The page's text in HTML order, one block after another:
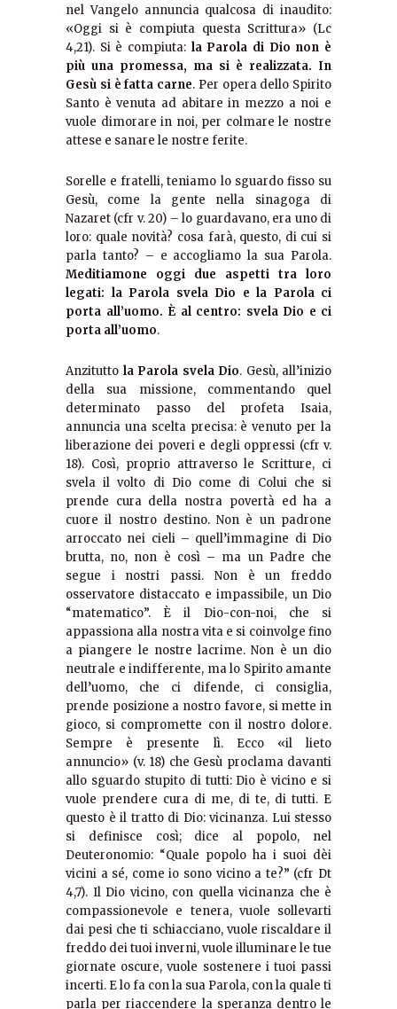
nel Vangelo annuncia qualcosa di inaudito:
«Oggi si è compiuta questa Scrittura» (Lc
4,21). Si è compiuta: la Parola di Dio non è
più una promessa, ma si è realizzata. In
Gesù si è fatta carne. Per opera dello Spirito
Santo è venuta ad abitare in mezzo a noi e
vuole dimorare in noi, per colmare le nostre
attese e sanare le nostre ferite.
Sorelle e fratelli, teniamo lo sguardo fisso su
Gesù, come la gente nella sinagoga di
Nazaret (cfr v. 20) – lo guardavano, era uno di
loro: quale novità? cosa farà, questo, di cui si
parla tanto? – e accogliamo la sua Parola.
Meditiamone oggi due aspetti tra loro
legati: la Parola svela Dio e la Parola ci
porta all’uomo. È al centro: svela Dio e ci
porta all’uomo.
Anzitutto la Parola svela Dio. Gesù, all’inizio
della sua missione, commentando quel
determinato passo del profeta Isaia,
annuncia una scelta precisa: è venuto per la
liberazione dei poveri e degli oppressi (cfr v.
18). Così, proprio attraverso le Scritture, ci
svela il volto di Dio come di Colui che si
prende cura della nostra povertà ed ha a
cuore il nostro destino. Non è un padrone
arroccato nei cieli – quell’immagine di Dio
brutta, no, non è così – ma un Padre che
segue i nostri passi. Non è un freddo
osservatore distaccato e impassibile, un Dio
“matematico”. È il Dio-con-noi, che si
appassiona alla nostra vita e si coinvolge fino
a piangere le nostre lacrime. Non è un dio
neutrale e indifferente, ma lo Spirito amante
dell’uomo, che ci difende, ci consiglia,
prende posizione a nostro favore, si mette in
gioco, si compromette con il nostro dolore.
Sempre è presente lì. Ecco «il lieto
annuncio» (v. 18) che Gesù proclama davanti
allo sguardo stupito di tutti: Dio è vicino e si
vuole prendere cura di me, di te, di tutti. E
questo è il tratto di Dio: vicinanza. Lui stesso
si definisce così; dice al popolo, nel
Deuteronomio: “Quale popolo ha i suoi dèi
vicini a sé, come io sono vicino a te?” (cfr Dt
4,7). Il Dio vicino, con quella vicinanza che è
compassionevole e tenera, vuole sollevarti
dai pesi che ti schiacciano, vuole riscaldare il
freddo dei tuoi inverni, vuole illuminare le tue
giornate oscure, vuole sostenere i tuoi passi
incerti. E lo fa con la sua Parola, con la quale ti
parla per riaccendere la speranza dentro le